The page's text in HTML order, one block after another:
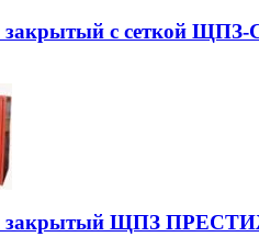
с сеткой
закрытый ЩПЗ